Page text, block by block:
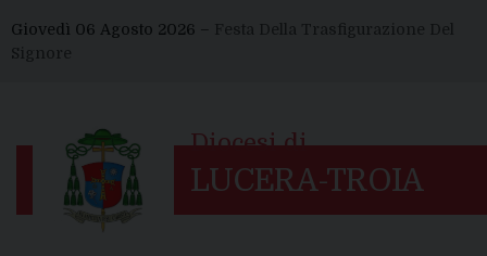
to
content
Giovedì 06 Agosto 2026 – Festa Della Trasfigurazione Del
Signore